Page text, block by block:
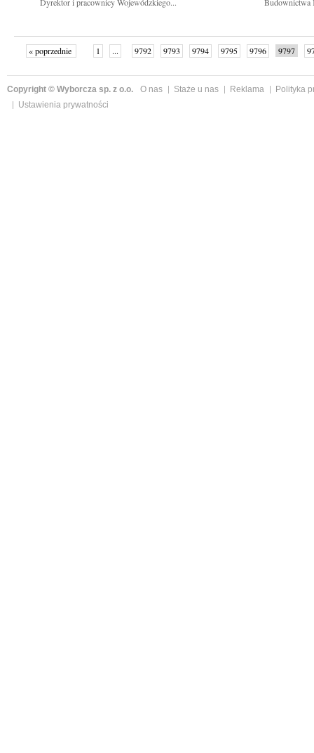
« poprzednie 1 ... 9792 9793 9794 9795 9796 9797
Copyright © Wyborcza sp. z o.o. O nas Staże u nas Reklama
Polityka
Ustawienia prywatności